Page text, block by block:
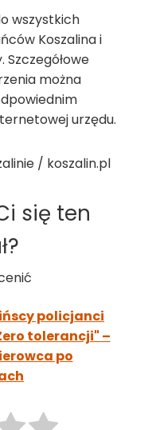
wszystkich
Koszalina i
Szczegółowe
można
urzędu.
/ koszalin.pl
się ten
policjanci
tolerancji" –
po